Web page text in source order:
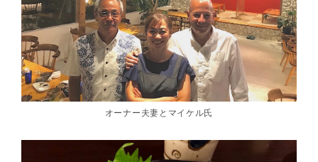
オーナー夫妻とマイケル氏